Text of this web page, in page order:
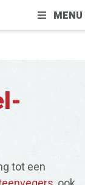
MENU
tot een